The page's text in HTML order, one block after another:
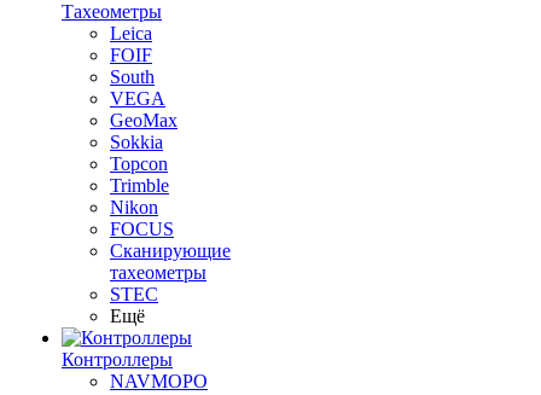
Тахеометры
Leica
FOIF
South
VEGA
GeoMax
Sokkia
Topcon
Trimble
Nikon
FOCUS
Сканирующие
тахеометры
STEC
Ещё
Контроллеры
NAVMOPO